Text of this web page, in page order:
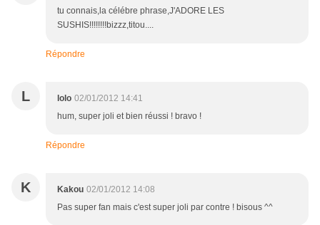
tu connais,la célébre phrase,J'ADORE LES
SUSHIS!!!!!!!!bizzz,titou....
Répondre
L lolo 02/01/2012 14:41
hum, super joli et bien réussi ! bravo !
Répondre
K Kakou 02/01/2012 14:08
Pas super fan mais c'est super joli par contre ! bisous ^^